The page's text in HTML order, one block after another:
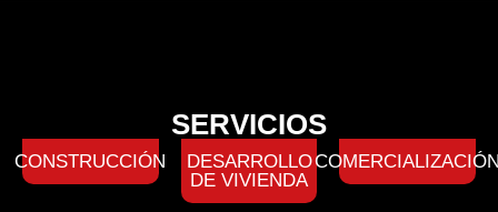
SERVICIOS
CONSTRUCCIÓN
DESARROLLO
DE VIVIENDA